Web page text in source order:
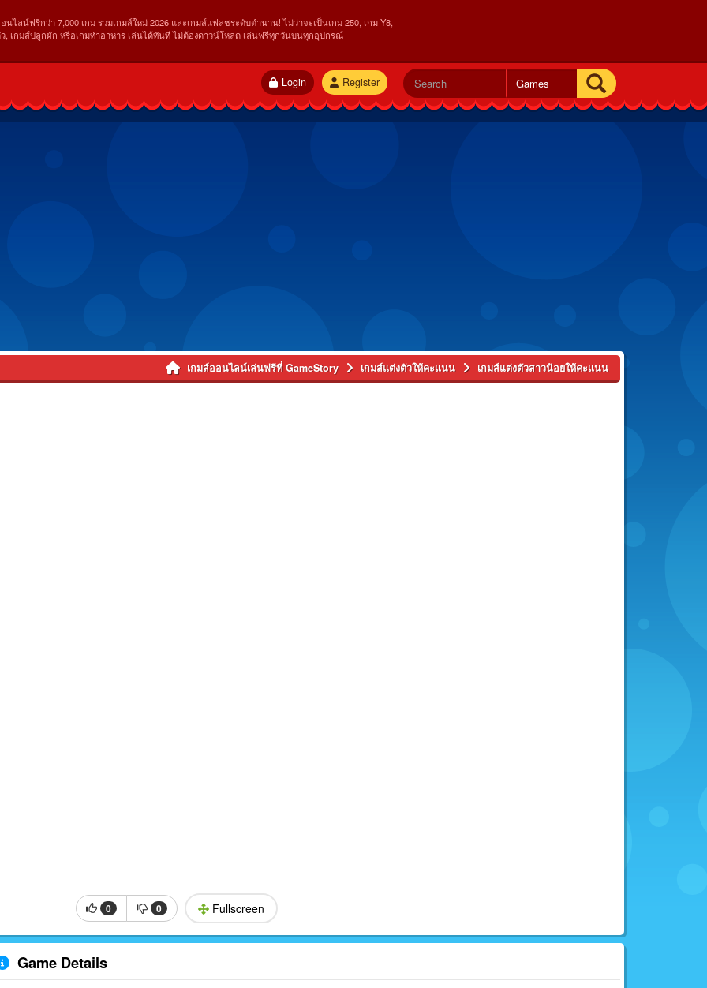
นไลน์ฟรีกว่า 7,000 เกม รวมเกมส์ใหม่ 2026 และเกมส์แฟลชระดับตำนาน! ไม่ว่าจะเป็นเกม 250, เกม Y8,
, เกมส์ปลูกผัก หรือเกมทำอาหาร เล่นได้ทันที ไม่ต้องดาวน์โหลด เล่นฟรีทุกวันบนทุกอุปกรณ์
Register
Login
เกมส์ออนไลน์เล่นฟรีที่ GameStory เกมส์แต่งตัวให้คะแนน เกมส์แต่งตัวสาวน้อยให้คะแนน
0 0 Fullscreen
Game Details